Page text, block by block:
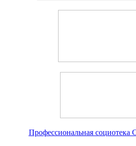
Профессиональная социотека